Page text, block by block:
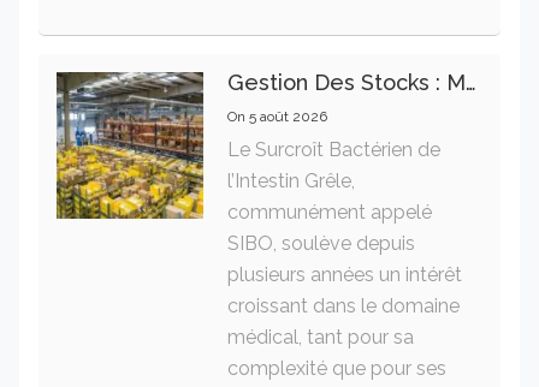
Gestion Des Stocks : Meilleures Pratiques Intralogistiques
On 5 août 2026
Le Surcroît Bactérien de
l’Intestin Grêle,
communément appelé
SIBO, soulève depuis
plusieurs années un intérêt
croissant dans le domaine
médical, tant pour sa
complexité que pour ses